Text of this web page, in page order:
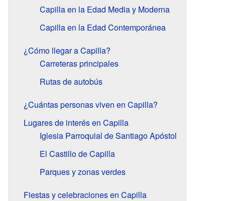
Capilla en la Edad Media y Moderna
Capilla en la Edad Contemporánea
¿Cómo llegar a Capilla?
Carreteras principales
Rutas de autobús
¿Cuántas personas viven en Capilla?
Lugares de interés en Capilla
Iglesia Parroquial de Santiago Apóstol
El Castillo de Capilla
Parques y zonas verdes
Fiestas y celebraciones en Capilla